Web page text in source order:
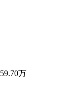
59.70万